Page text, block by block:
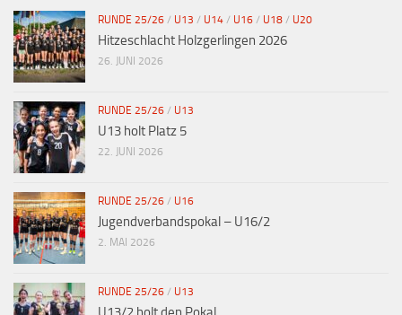
RUNDE 25/26 / U13 / U14 / U16 / U18 / U20
Hitzeschlacht Holzgerlingen 2026
26. JUNI 2026
RUNDE 25/26 / U13
U13 holt Platz 5
22. JUNI 2026
RUNDE 25/26 / U16
Jugendverbandspokal – U16/2
2. MAI 2026
RUNDE 25/26 / U13